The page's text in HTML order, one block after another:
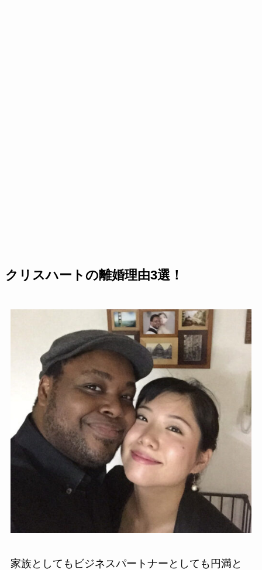
クリスハートの離婚理由3選！
家族としてもビジネスパートナーとしても円満と